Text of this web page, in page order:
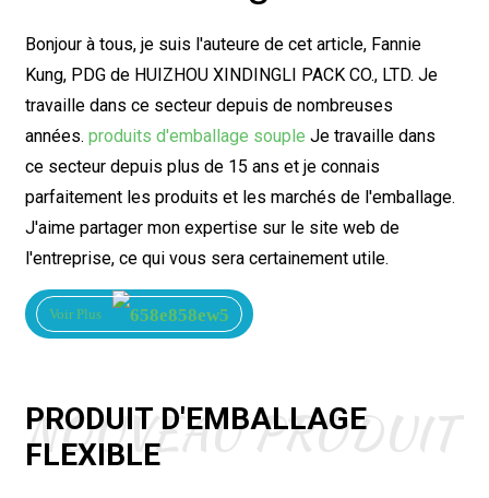
Bonjour à tous, je suis l'auteure de cet article, Fannie
Kung, PDG de HUIZHOU XINDINGLI PACK CO., LTD. Je
travaille dans ce secteur depuis de nombreuses
années. produits d'emballage souple Je travaille dans
ce secteur depuis plus de 15 ans et je connais
parfaitement les produits et les marchés de l'emballage.
J'aime partager mon expertise sur le site web de
l'entreprise, ce qui vous sera certainement utile.
Voir Plus
PRODUIT D'EMBALLAGE
FLEXIBLE
NOUVEAU PRODUIT